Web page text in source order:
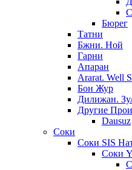
Бюрег
Татни
Бжни. Ной
Гарни
Апаран
Ararat. Well
Бон Жур
Дилижан.
Другие
Dausuz
Соки
Соки SIS
Соки